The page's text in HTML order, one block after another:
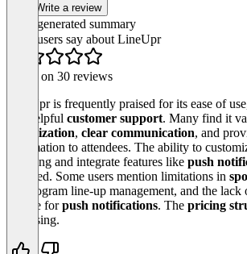
Ersetze Umfragebögen auf Papier über die
Befrage dein Publikum live zu bestimmten
Themen
Erlaube Fragen aus dem Publikum und lass
diese durch Teilnehmer bewerten
Bewertungen und Kommentare der
Teilnehmer zu Programmpunkten erhalten
Teilnehmer können ein eigenes Profil
erstellen
Senden von Nachrichten zwischen
Teilnehmern und in öffentlichem Chat
austauschen
Write a review
AI-generated summary
What users say about LineUpr
Based on 30 reviews
LineUpr is frequently praised for its ease of
and helpful customer support. Many find it
organization, clear communication, and
information to attendees. The ability to
branding and integrate features like push
received. Some users mention limitations in
the program line-up management, and the
feature forpush notifications. The pricing
confusing.